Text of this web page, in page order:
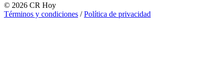
© 2026 CR Hoy
Términos y condiciones /Política de privacidad